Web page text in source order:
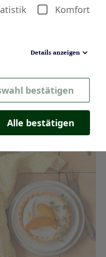
Komfort
Details anzeigen
bestätigen
Alle bestätigen
lecker finden wir
Vanille in Kombination